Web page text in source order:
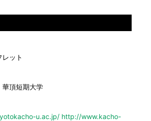
ット
華頂短期大学
u.ac.jp/ http://www.kacho-